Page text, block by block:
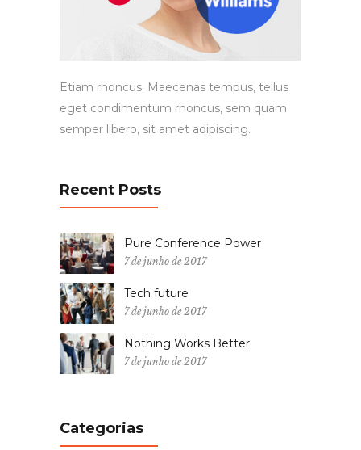
Etiam rhoncus. Maecenas tempus, tellus
eget condimentum rhoncus, sem quam
semper libero, sit amet adipiscing.
Recent Posts
Pure Conference Power
7 de junho de 2017
Tech future
7 de junho de 2017
Nothing Works Better
7 de junho de 2017
Categorias